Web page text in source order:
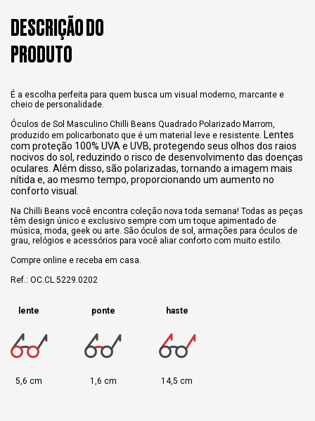
DESCRIÇÃO DO
PRODUTO
É a escolha perfeita para quem busca um visual moderno, marcante e
cheio de personalidade.
Óculos de Sol Masculino Chilli Beans Quadrado Polarizado Marrom,
produzido em policarbonato que é um material leve e resistente. Lentes
com proteção 100% UVA e UVB, protegendo seus olhos dos raios
nocivos do sol, reduzindo o risco de desenvolvimento das doenças
oculares. Além disso, são polarizadas, tornando a imagem mais
nítida e, ao mesmo tempo, proporcionando um aumento no
conforto visual.
Na Chilli Beans você encontra coleção nova toda semana! Todas as peças
têm design único e exclusivo sempre com um toque apimentado de
música, moda, geek ou arte. São óculos de sol, armações para óculos de
grau, relógios e acessórios para você aliar conforto com muito estilo.
Compre online e receba em casa.
Ref.: OC.CL.5229.0202
lente
5,6 cm
ponte
1,6 cm
haste
14,5 cm